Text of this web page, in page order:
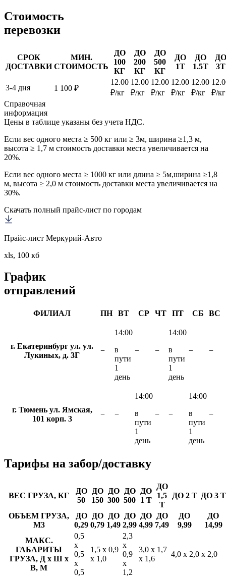
Стоимость
перевозки
СРОК
ДОСТАВКИ
МИН.
СТОИМОСТЬ
ДО
100
КГ
ДО
200
КГ
ДО
500
КГ
ДО
1Т
ДО
1.5Т
ДО
3Т
3-4 дня 1 100 ₽
12.00
₽/кг
12.00
₽/кг
12.00
₽/кг
12.00
₽/кг
12.00
₽/кг
₽/кг
Справочная
информация
Цены в таблице указаны без учета НДС.
Если вес одного места ≥ 500 кг или ≥ 3м, ширина ≥1,3 м,
высота ≥ 1,7 м стоимость доставки места увеличивается на
20%.
Если вес одного места ≥ 1000 кг или длина ≥ 5м,ширина ≥1,8
м, высота ≥ 2,0 м стоимость доставки места увеличивается на
30%.
Скачать полный прайс-лист по городам
Прайс-лист Меркурий-Авто
xls, 100 кб
График
отправлений
ФИЛИАЛ ПН ВТ СР ЧТ ПТ СБ ВС
г. Екатеринбург ул. ул.
Лукиных, д. 3Г
−
14:00
в
пути
1
день
− −
14:00
в
пути
1
день
− −
г. Тюмень ул. Ямская,
101 корп. 3
− −
14:00
в
пути
1
день
− −
14:00
в
пути
1
день
−
Тарифы на забор/доставку
ВЕС ГРУЗА, КГ
ДО
50
ДО
150
ДО
300
ДО
500
ДО
1 Т
ДО
1,5
Т
ДО 2 Т ДО 3 Т
ОБЪЕМ ГРУЗА,
М3
ДО
0,29
ДО
0,79
ДО
1,49
ДО
2,99
ДО
4,99
ДО
7,49
ДО
9,99
ДО
14,99
МАКС.
ГАБАРИТЫ
ГРУЗА, Д х Ш х
В, М
0,5
х
0,5
х
0,5
1,5 х 0,9
х 1,0
2,3
х
0,9
х
1,2
3,0 х 1,7
х 1,6
4,0 х 2,0 х 2,0